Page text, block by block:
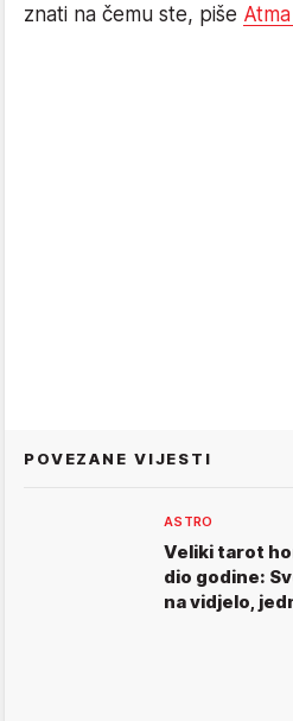
znati na čemu ste, piše Atma
POVEZANE VIJESTI
ASTRO
Veliki tarot
dio godine:
na vidjelo,